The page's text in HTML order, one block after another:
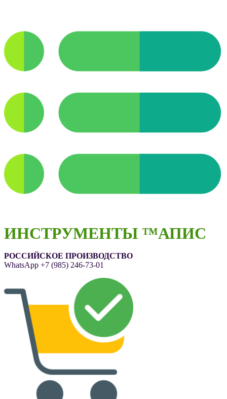
ИНСТРУМЕНТЫ ™АПИС
РОССИЙСКОЕ ПРОИЗВОДСТВО
WhatsApp +7 (985) 246-73-01